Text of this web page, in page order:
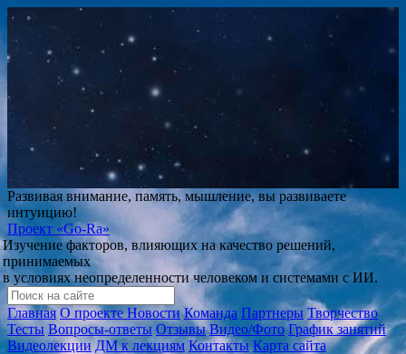
Развивая внимание, память, мышление, вы развиваете
интуицию!
Проект «Go-Ra»
Изучение факторов, влияющих на качество решений,
принимаемых
в условиях неопределенности человеком и системами с ИИ.
Главная О проектеНовости Команда Партнеры Творчество
Тесты Вопросы-ответы Отзывы Видео/Фото График занятий
Видеолекции ДМ к лекциям Контакты Карта сайта